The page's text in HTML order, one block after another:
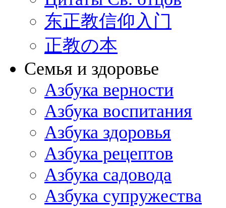
东正教信仰入门
正教の本
Семья и здоровье
Азбука верности
Азбука воспитания
Азбука здоровья
Азбука рецептов
Азбука садовода
Азбука супружества